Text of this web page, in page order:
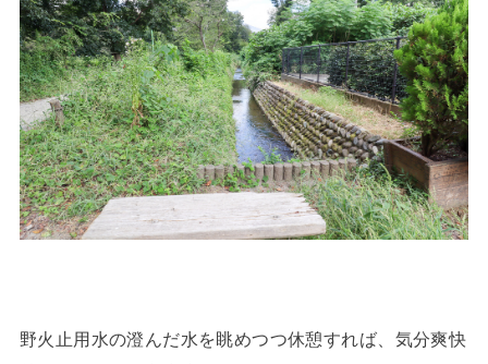
野火止用水の澄んだ水を眺めつつ休憩すれば、気分爽快